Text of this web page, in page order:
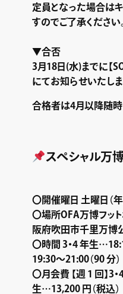
定員となった場合は
すのでご了承ください。
▼合否
3月18日(水)までに【
にてお知らせいたしま
合格者は4月以降随時
スペシャル万
〇開催曜日 土曜日（
〇場所OFA万博フッ
阪府吹田市千里万博
〇時間 3・4 年生
19:30～21:00（90 分）
〇月会費 【週 1 回】3
生…13,200 円（税込）